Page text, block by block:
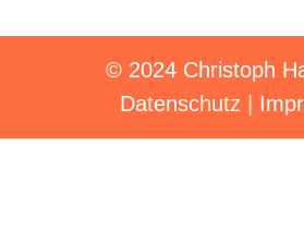
© 2024 Christoph
Datenschutz